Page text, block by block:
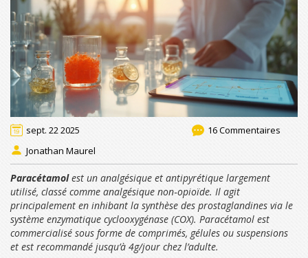
sept. 22 2025
16 Commentaires
Jonathan Maurel
Paracétamolest un analgésique et antipyrétique largement
utilisé, classé comme analgésique non‑opioïde. Il agit
principalement en inhibant la synthèse des prostaglandines via le
système enzymatique cyclooxygénase (COX). Paracétamol est
commercialisé sous forme de comprimés, gélules ou suspensions
et est recommandé jusqu’à 4g/jour chez l’adulte.